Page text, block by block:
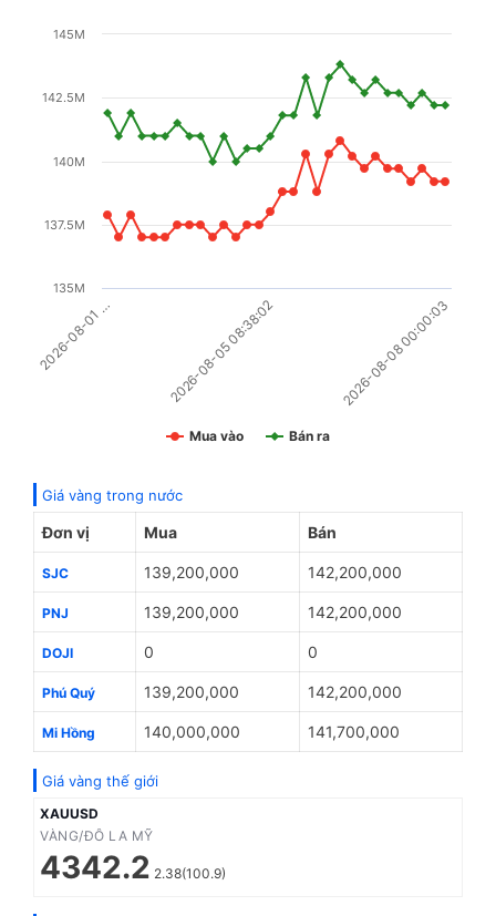
Mua vào Bán ra
2026-08-01 … 2026-08-05 08:38:02 2026-08-08 00:00:03
140M
135M
137.5M
142.5M
145M
Giá vàng trong nước
Đơn vị Mua Bán
SJC 139,200,000 142,200,000
PNJ 139,200,000 142,200,000
DOJI 0 0
Phú Quý 139,200,000 142,200,000
Mi Hồng 140,000,000 141,700,000
Giá vàng thế giới
XAUUSD
VÀNG/ĐÔ LA MỸ
4342.2 2.38(100.9)